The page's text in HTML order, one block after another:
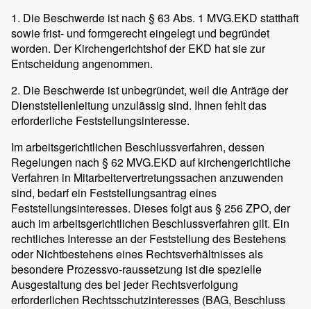
1. Die Beschwerde ist nach § 63 Abs. 1 MVG.EKD statthaft
sowie frist- und formgerecht eingelegt und begründet
worden. Der Kirchengerichtshof der EKD hat sie zur
Entscheidung angenommen.
2. Die Beschwerde ist unbegründet, weil die Anträge der
Dienststellenleitung unzulässig sind. Ihnen fehlt das
erforderliche Feststellungsinteresse.
Im arbeitsgerichtlichen Beschlussverfahren, dessen
Regelungen nach § 62 MVG.EKD auf kirchengerichtliche
Verfahren in Mitarbeitervertretungssachen anzuwenden
sind, bedarf ein Feststellungsantrag eines
Feststellungsinteresses. Dieses folgt aus § 256 ZPO, der
auch im arbeitsgerichtlichen Beschlussverfahren gilt. Ein
rechtliches Interesse an der Feststellung des Bestehens
oder Nichtbestehens eines Rechtsverhältnisses als
besondere Prozessvo-raussetzung ist die spezielle
Ausgestaltung des bei jeder Rechtsverfolgung
erforderlichen Rechtsschutzinteresses (BAG, Beschluss